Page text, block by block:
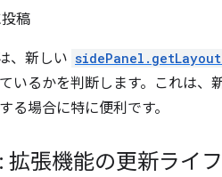
稿
、新しい
いるかを判断します。これは
る場合に特に便利です。
拡張機能の更新ライ